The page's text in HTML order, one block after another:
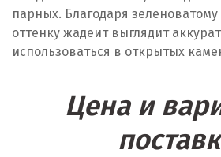
парных. Благодаря
оттенку жадеит выглядит
использоваться в открытых
Цена и